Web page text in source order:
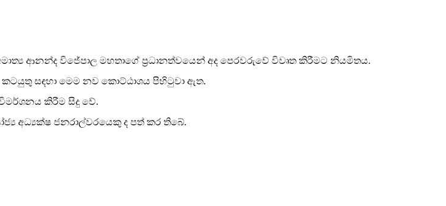
ආනන්ද විජේපාල මහතාගේ ප්‍රධානත්වයෙන් අද පෙරවරුවේ විවෘත කිරීමට නියමිතය.
කටයුතු සඳහා මෙම නව කොට්ඨාශය පිහිටුවා ඇත.
කිරීම සිදු වේ.
අධ්‍යක්ෂ ජනරාල්වරයෙකු ද පත් කර තිබේ.